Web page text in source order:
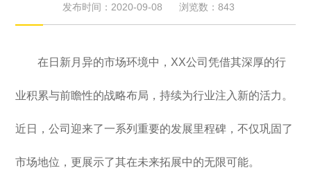
发布时间：2020-09-08 浏览数：843
在日新月异的市场环境中，XX公司凭借其深厚的行
业积累与前瞻性的战略布局，持续为行业注入新的活力。
近日，公司迎来了一系列重要的发展里程碑，不仅巩固了
市场地位，更展示了其在未来拓展中的无限可能。